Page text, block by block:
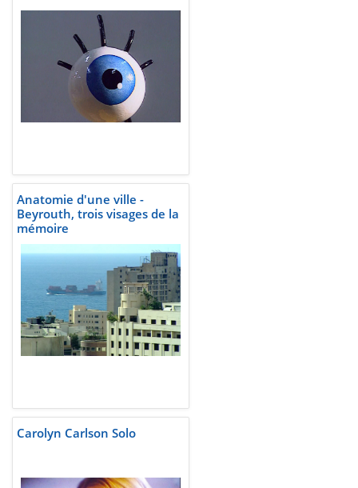
Anatomie d'une ville -
Beyrouth, trois visages de la
mémoire
Carolyn Carlson Solo